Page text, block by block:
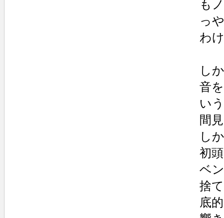
も
っ
わ
し
音
い
間
し
初
ベ
捨
底